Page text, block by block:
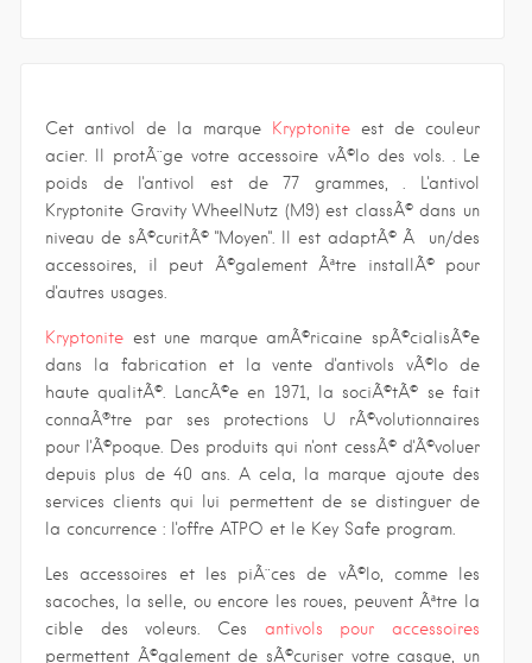
Cet antivol de la marque Kryptonite est de couleur
acier. Il protÃ¨ge votre accessoire vÃ©lo des vols. . Le
poids de l'antivol est de 77 grammes, . L'antivol
Kryptonite Gravity WheelNutz (M9) est classÃ© dans un
niveau de sÃ©curitÃ© "Moyen". Il est adaptÃ© Ã un/des
accessoires, il peut Ã©galement Ãªtre installÃ© pour
d'autres usages.
Kryptonite est une marque amÃ©ricaine spÃ©cialisÃ©e
dans la fabrication et la vente d'antivols vÃ©lo de
haute qualitÃ©. LancÃ©e en 1971, la sociÃ©tÃ© se fait
connaÃ®tre par ses protections U rÃ©volutionnaires
pour l'Ã©poque. Des produits qui n'ont cessÃ© d'Ã©voluer
depuis plus de 40 ans. A cela, la marque ajoute des
services clients qui lui permettent de se distinguer de
la concurrence : l'offre ATPO et le Key Safe program.
Les accessoires et les piÃ¨ces de vÃ©lo, comme les
sacoches, la selle, ou encore les roues, peuvent Ãªtre la
cible des voleurs. Ces antivols pour accessoires
permettent Ã©galement de sÃ©curiser votre casque, un